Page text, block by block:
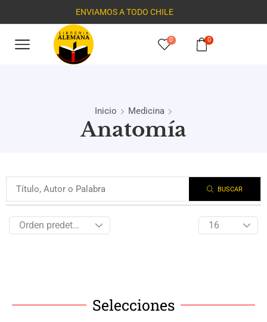
ENVIAMOS A TODO CHILE
0 0
Inicio Medicina
Anatomía
BUSCAR
Selecciones